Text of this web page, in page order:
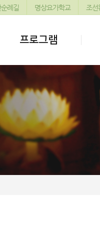
례길 명상요가학교 조
프로그램